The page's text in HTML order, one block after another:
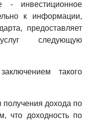
- инвестиционное
к информации,
предоставляет
следующую
такого
получения дохода по
что доходность по